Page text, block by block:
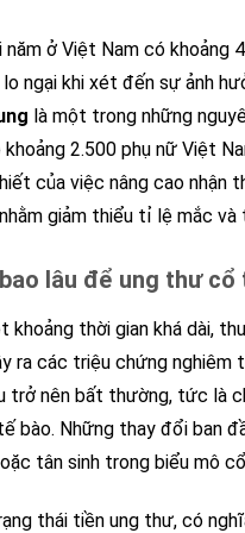
ở Việt Nam có khoảng
ngại khi xét đến sự ảnh
là một trong những
khoảng 2.500 phụ nữ Việt
của việc nâng cao nhận
giảm thiểu tỉ lệ mắc
lâu để ung thư
khoảng thời gian khá dài,
ra các triệu chứng
trở nên bất thường, tức là
bào. Những thay đổi ban
tân sinh trong biểu mô
thái tiền ung thư, có